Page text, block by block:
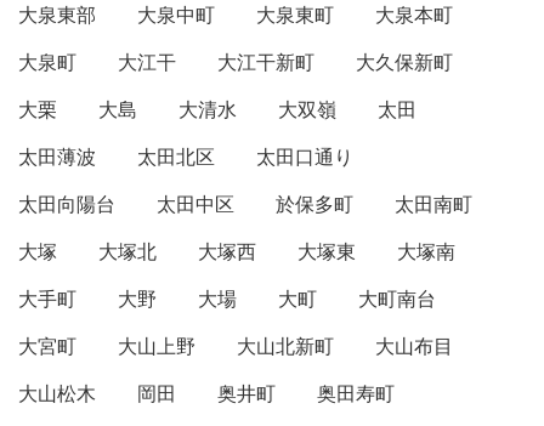
大泉東部
大泉中町 大泉東町
大泉本町
大泉町
大江干 大江干新町
大久保新町
大栗
大島 大清水 大双嶺
太田
太田薄波
太田北区
太田口通り
太田向陽台
太田中区 於保多町
太田南町
大塚
大塚北 大塚西 大塚東
大塚南
大手町
大野 大場 大町
大町南台
大宮町
大山上野 大山北新町
大山布目
大山松木
岡田 奥井町
奥田寿町